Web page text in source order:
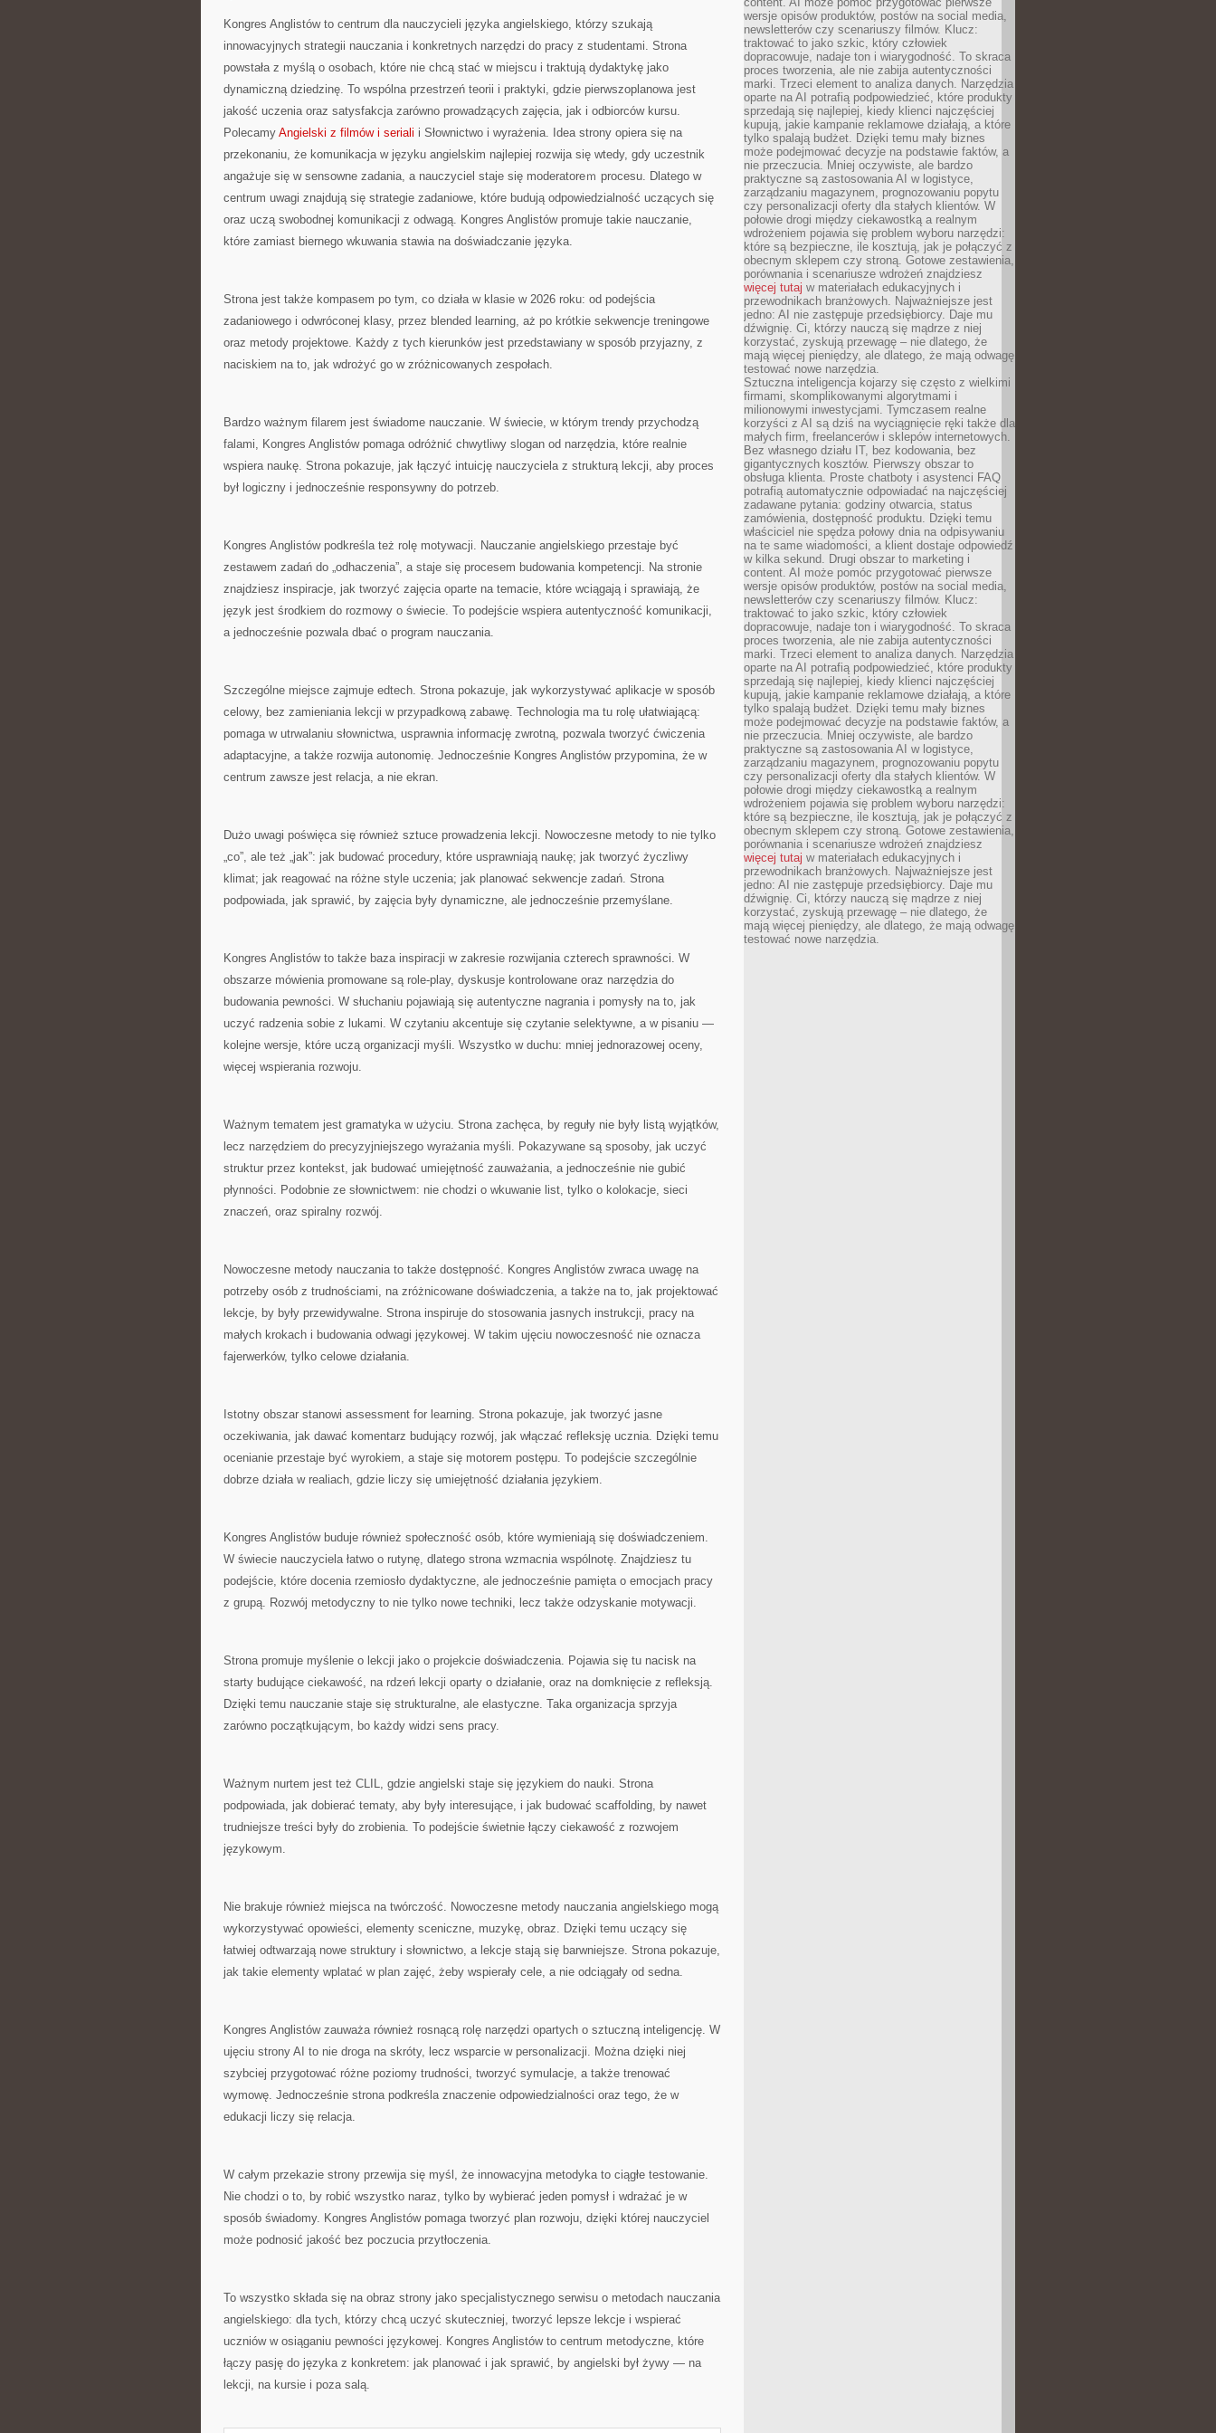
Kongres Anglistów to centrum dla nauczycieli języka angielskiego, którzy szukają
innowacyjnych strategii nauczania i konkretnych narzędzi do pracy z studentami. Strona
powstała z myślą o osobach, które nie chcą stać w miejscu i traktują dydaktykę jako
dynamiczną dziedzinę. To wspólna przestrzeń teorii i praktyki, gdzie pierwszoplanowa jest
jakość uczenia oraz satysfakcja zarówno prowadzących zajęcia, jak i odbiorców kursu.
Polecamy Angielski z filmów i seriali i Słownictwo i wyrażenia. Idea strony opiera się na
przekonaniu, że komunikacja w języku angielskim najlepiej rozwija się wtedy, gdy uczestnik
angażuje się w sensowne zadania, a nauczyciel staje się moderatoreｍ procesu. Dlatego w
centrum uwagi znajdują się strategie zadaniowe, które budują odpowiedzialność uczących się
oraz uczą swobodnej komunikacji z odwagą. Kongres Anglistów promuje takie nauczanie,
które zamiast biernego wkuwania stawia na doświadczanie języka.
Strona jest także kompasem po tym, co działa w klasie w 2026 roku: od podejścia
zadaniowego i odwróconej klasy, przez blended learning, aż po krótkie sekwencje treningowe
oraz metody projektowe. Każdy z tych kierunków jest przedstawiany w sposób przyjazny, z
naciskiem na to, jak wdrożyć go w zróżnicowanych zespołach.
Bardzo ważnym filarem jest świadome nauczanie. W świecie, w którym trendy przychodzą
falami, Kongres Anglistów pomaga odróżnić chwytliwy slogan od narzędzia, które realnie
wspiera naukę. Strona pokazuje, jak łączyć intuicję nauczyciela z strukturą lekcji, aby proces
był logiczny i jednocześnie responsywny do potrzeb.
Kongres Anglistów podkreśla też rolę motywacji. Nauczanie angielskiego przestaje być
zestawem zadań do „odhaczenia”, a staje się procesem budowania kompetencji. Na stronie
znajdziesz inspiracje, jak tworzyć zajęcia oparte na temacie, które wciągają i sprawiają, że
język jest środkiem do rozmowy o świecie. To podejście wspiera autentyczność komunikacji,
a jednocześnie pozwala dbać o program nauczania.
Szczególne miejsce zajmuje edtech. Strona pokazuje, jak wykorzystywać aplikacje w sposób
celowy, bez zamieniania lekcji w przypadkową zabawę. Technologia ma tu rolę ułatwiającą:
pomaga w utrwalaniu słownictwa, usprawnia informację zwrotną, pozwala tworzyć ćwiczenia
adaptacyjne, a także rozwija autonomię. Jednocześnie Kongres Anglistów przypomina, że w
centrum zawsze jest relacja, a nie ekran.
Dużo uwagi poświęca się również sztuce prowadzenia lekcji. Nowoczesne metody to nie tylko
„co”, ale też „jak”: jak budować procedury, które usprawniają naukę; jak tworzyć życzliwy
klimat; jak reagować na różne style uczenia; jak planować sekwencje zadań. Strona
podpowiada, jak sprawić, by zajęcia były dynamiczne, ale jednocześnie przemyślane.
Kongres Anglistów to także baza inspiracji w zakresie rozwijania czterech sprawności. W
obszarze mówienia promowane są role-play, dyskusje kontrolowane oraz narzędzia do
budowania pewności. W słuchaniu pojawiają się autentyczne nagrania i pomysły na to, jak
uczyć radzenia sobie z lukami. W czytaniu akcentuje się czytanie selektywne, a w pisaniu —
kolejne wersje, które uczą organizacji myśli. Wszystko w duchu: mniej jednorazowej oceny,
więcej wspierania rozwoju.
Ważnym tematem jest gramatyka w użyciu. Strona zachęca, by reguły nie były listą wyjątków,
lecz narzędziem do precyzyjniejszego wyrażania myśli. Pokazywane są sposoby, jak uczyć
struktur przez kontekst, jak budować umiejętność zauważania, a jednocześnie nie gubić
płynności. Podobnie ze słownictwem: nie chodzi o wkuwanie list, tylko o kolokacje, sieci
znaczeń, oraz spiralny rozwój.
Nowoczesne metody nauczania to także dostępność. Kongres Anglistów zwraca uwagę na
potrzeby osób z trudnościami, na zróżnicowane doświadczenia, a także na to, jak projektować
lekcje, by były przewidywalne. Strona inspiruje do stosowania jasnych instrukcji, pracy na
małych krokach i budowania odwagi językowej. W takim ujęciu nowoczesność nie oznacza
fajerwerków, tylko celowe działania.
Istotny obszar stanowi assessment for learning. Strona pokazuje, jak tworzyć jasne
oczekiwania, jak dawać komentarz budujący rozwój, jak włączać refleksję ucznia. Dzięki temu
ocenianie przestaje być wyrokiem, a staje się motorem postępu. To podejście szczególnie
dobrze działa w realiach, gdzie liczy się umiejętność działania językiem.
Kongres Anglistów buduje również społeczność osób, które wymieniają się doświadczeniem.
W świecie nauczyciela łatwo o rutynę, dlatego strona wzmacnia wspólnotę. Znajdziesz tu
podejście, które docenia rzemiosło dydaktyczne, ale jednocześnie pamięta o emocjach pracy
z grupą. Rozwój metodyczny to nie tylko nowe techniki, lecz także odzyskanie motywacji.
Strona promuje myślenie o lekcji jako o projekcie doświadczenia. Pojawia się tu nacisk na
starty budujące ciekawość, na rdzeń lekcji oparty o działanie, oraz na domknięcie z refleksją.
Dzięki temu nauczanie staje się strukturalne, ale elastyczne. Taka organizacja sprzyja
zarówno początkującym, bo każdy widzi sens pracy.
Ważnym nurtem jest też CLIL, gdzie angielski staje się językiem do nauki. Strona
podpowiada, jak dobierać tematy, aby były interesujące, i jak budować scaffolding, by nawet
trudniejsze treści były do zrobienia. To podejście świetnie łączy ciekawość z rozwojem
językowym.
Nie brakuje również miejsca na twórczość. Nowoczesne metody nauczania angielskiego mogą
wykorzystywać opowieści, elementy sceniczne, muzykę, obraz. Dzięki temu uczący się
łatwiej odtwarzają nowe struktury i słownictwo, a lekcje stają się barwniejsze. Strona pokazuje,
jak takie elementy wplatać w plan zajęć, żeby wspierały cele, a nie odciągały od sedna.
Kongres Anglistów zauważa również rosnącą rolę narzędzi opartych o sztuczną inteligencję. W
ujęciu strony AI to nie droga na skróty, lecz wsparcie w personalizacji. Można dzięki niej
szybciej przygotować różne poziomy trudności, tworzyć symulacje, a także trenować
wymowę. Jednocześnie strona podkreśla znaczenie odpowiedzialności oraz tego, że w
edukacji liczy się relacja.
W całym przekazie strony przewija się myśl, że innowacyjna metodyka to ciągłe testowanie.
Nie chodzi o to, by robić wszystko naraz, tylko by wybierać jeden pomysł i wdrażać je w
sposób świadomy. Kongres Anglistów pomaga tworzyć plan rozwoju, dzięki której nauczyciel
może podnosić jakość bez poczucia przytłoczenia.
To wszystko składa się na obraz strony jako specjalistycznego serwisu o metodach nauczania
angielskiego: dla tych, którzy chcą uczyć skuteczniej, tworzyć lepsze lekcje i wspierać
uczniów w osiąganiu pewności językowej. Kongres Anglistów to centrum metodyczne, które
łączy pasję do języka z konkretem: jak planować i jak sprawić, by angielski był żywy — na
lekcji, na kursie i poza salą.
wersje opisów produktów, postów na social media,
newsletterów czy scenariuszy filmów. Klucz:
traktować to jako szkic, który człowiek
dopracowuje, nadaje ton i wiarygodność. To skraca
proces tworzenia, ale nie zabija autentyczności
marki. Trzeci element to analiza danych. Narzędzia
oparte na AI potrafią podpowiedzieć, które produkty
sprzedają się najlepiej, kiedy klienci najczęściej
kupują, jakie kampanie reklamowe działają, a które
tylko spalają budżet. Dzięki temu mały biznes
może podejmować decyzje na podstawie faktów, a
nie przeczucia. Mniej oczywiste, ale bardzo
praktyczne są zastosowania AI w logistyce,
zarządzaniu magazynem, prognozowaniu popytu
czy personalizacji oferty dla stałych klientów. W
połowie drogi między ciekawostką a realnym
wdrożeniem pojawia się problem wyboru narzędzi:
które są bezpieczne, ile kosztują, jak je połączyć z
obecnym sklepem czy stroną. Gotowe zestawienia,
porównania i scenariusze wdrożeń znajdziesz
więcej tutaj w materiałach edukacyjnych i
przewodnikach branżowych. Najważniejsze jest
jedno: AI nie zastępuje przedsiębiorcy. Daje mu
dźwignię. Ci, którzy nauczą się mądrze z niej
korzystać, zyskują przewagę – nie dlatego, że
mają więcej pieniędzy, ale dlatego, że mają odwagę
testować nowe narzędzia.
Sztuczna inteligencja kojarzy się często z wielkimi
firmami, skomplikowanymi algorytmami i
milionowymi inwestycjami. Tymczasem realne
korzyści z AI są dziś na wyciągnięcie ręki także dla
małych firm, freelancerów i sklepów internetowych.
Bez własnego działu IT, bez kodowania, bez
gigantycznych kosztów. Pierwszy obszar to
obsługa klienta. Proste chatboty i asystenci FAQ
potrafią automatycznie odpowiadać na najczęściej
zadawane pytania: godziny otwarcia, status
zamówienia, dostępność produktu. Dzięki temu
właściciel nie spędza połowy dnia na odpisywaniu
na te same wiadomości, a klient dostaje odpowiedź
w kilka sekund. Drugi obszar to marketing i
content. AI może pomóc przygotować pierwsze
wersje opisów produktów, postów na social media,
newsletterów czy scenariuszy filmów. Klucz:
traktować to jako szkic, który człowiek
dopracowuje, nadaje ton i wiarygodność. To skraca
proces tworzenia, ale nie zabija autentyczności
marki. Trzeci element to analiza danych. Narzędzia
oparte na AI potrafią podpowiedzieć, które produkty
sprzedają się najlepiej, kiedy klienci najczęściej
kupują, jakie kampanie reklamowe działają, a które
tylko spalają budżet. Dzięki temu mały biznes
może podejmować decyzje na podstawie faktów, a
nie przeczucia. Mniej oczywiste, ale bardzo
praktyczne są zastosowania AI w logistyce,
zarządzaniu magazynem, prognozowaniu popytu
czy personalizacji oferty dla stałych klientów. W
połowie drogi między ciekawostką a realnym
wdrożeniem pojawia się problem wyboru narzędzi:
które są bezpieczne, ile kosztują, jak je połączyć z
obecnym sklepem czy stroną. Gotowe zestawienia,
porównania i scenariusze wdrożeń znajdziesz
więcej tutaj w materiałach edukacyjnych i
przewodnikach branżowych. Najważniejsze jest
jedno: AI nie zastępuje przedsiębiorcy. Daje mu
dźwignię. Ci, którzy nauczą się mądrze z niej
korzystać, zyskują przewagę – nie dlatego, że
mają więcej pieniędzy, ale dlatego, że mają odwagę
testować nowe narzędzia.